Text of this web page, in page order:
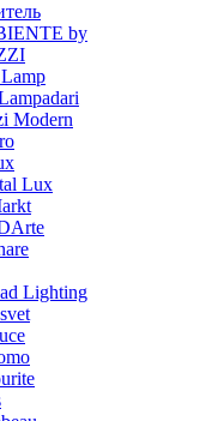
by
Modern
Lux
Lighting